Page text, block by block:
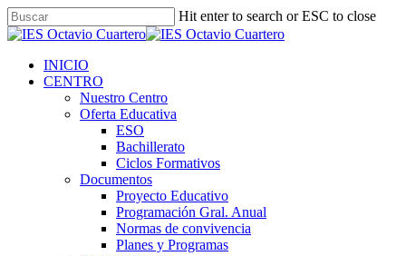
Hit enter to search or ESC to close
INICIO
CENTRO
Nuestro Centro
Oferta Educativa
ESO
Bachillerato
Ciclos Formativos
Documentos
Proyecto Educativo
Programación Gral. Anual
Normas de convivencia
Planes y Programas